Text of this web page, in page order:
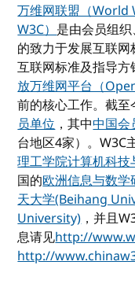
万维网联盟（
W3C）是由会员组
的致力于发展互联
互联网标准及指导
放万维网平台（
前的核心工作。截
员单位，其中中国会
台地区4家）。W3C
理工学院计算机科
国的欧洲信息与数学
天大学(Beihang
University)，并且
息请见http://
http://